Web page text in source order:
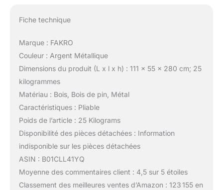
Fiche technique
Marque : FAKRO
Couleur : Argent Métallique
Dimensions du produit (L x l x h) : 111 x 55 x 280 cm; 25
kilogrammes
Matériau : Bois, Bois de pin, Métal
Caractéristiques : Pliable
Poids de l’article : 25 Kilograms
Disponibilité des pièces détachées : Information
indisponible sur les pièces détachées
ASIN : B01CLL41YQ
Moyenne des commentaires client : 4,5 sur 5 étoiles
Classement des meilleures ventes d’Amazon : 123 155 en